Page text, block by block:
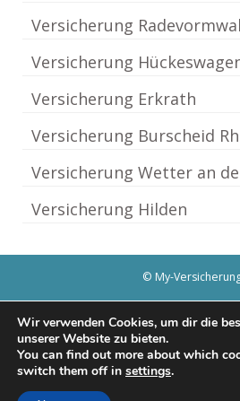
Versicherung
Versicherung
Versicherung Erkrath
Versicherung Burscheid
Versicherung Wetter an
Versicherung Hilden
© My-
Wir verwenden Cookies, um dir die
unserer Website zu bieten.
You can find out more about which
switch them off in settings.